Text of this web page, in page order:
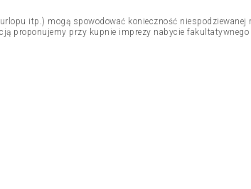
itp.) mogą spowodować konieczność niespodziewanej
proponujemy przy kupnie imprezy nabycie fakultatywnego